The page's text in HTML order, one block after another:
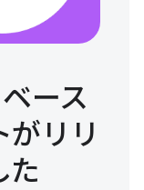
ース
がリリ
た